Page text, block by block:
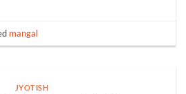
mangal
JYOTISH